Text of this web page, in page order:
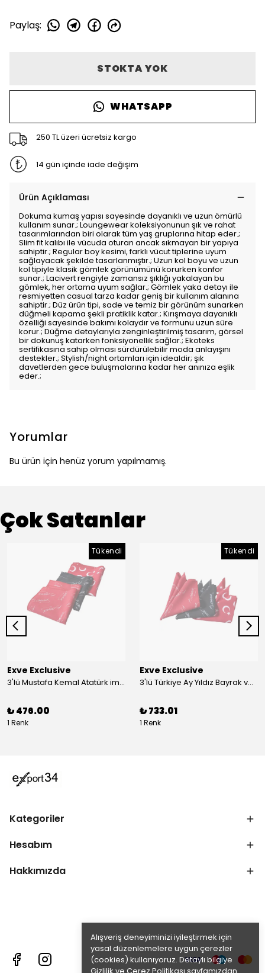
Alışveriş deneyiminizi iyileştirmek için
yasal düzenlemelere uygun çerezler
(cookies) kullanıyoruz. Detaylı bilgiye
Paylaş:
STOKTA YOK
WHATSAPP
250 TL üzeri ücretsiz kargo
14 gün içinde iade değişim
Ürün Açıklaması
Dokuma kumaş yapısı sayesinde dayanıklı ve uzun ömürlü
kullanım sunar.; Loungewear koleksiyonunun şık ve rahat
tasarımlarından biri olarak tüm yaş gruplarına hitap eder.;
Slim fit kalıbı ile vücuda oturan ancak sıkmayan bir yapıya
sahiptir.; Regular boy kesimi, farklı vücut tiplerine uyum
sağlayacak şekilde tasarlanmıştır.; Uzun kol boyu ve uzun
kol tipiyle klasik gömlek görünümünü korurken konfor
sunar.; Lacivert rengiyle zamansız şıklığı yakalayan bu
gömlek, her ortama uyum sağlar.; Gömlek yaka detayı ile
resmiyetten casual tarza kadar geniş bir kullanım alanına
sahiptir.; Düz ürün tipi, sade ve temiz bir görünüm sunarken
düğmeli kapama şekli pratiklik katar.; Kırışmaya dayanıklı
özelliği sayesinde bakımı kolaydır ve formunu uzun süre
korur.; Düğme detaylarıyla zenginleştirilmiş tasarım, görsel
bir dokunuş katarken fonksiyonellik sağlar.; Ekoteks
sertifikasına sahip olması sürdürülebilir moda anlayışını
destekler.; Stylish/night ortamları için idealdir; şık
davetlerden gece buluşmalarına kadar her anınıza eşlik
eder.;
Yorumlar
Bu ürün için henüz yorum yapılmamış.
Çok Satanlar
Tükendi
Exve Exclusive
3'lü Mustafa Kemal Atatürk imzalı ve Türkiye Ay Yıldız Bayraklı Kadın Fular Seti
₺ 476.00
1 Renk
Tükendi
Exve Exclusive
3'lü Türkiye Ay Yıldız Bayrak ve Mustafa Kemal Atatürk imzalı Kırmızı Siyah Yaka Mendili Seti
₺ 733.01
1 Renk
Kategoriler
Hesabım
Hakkımızda